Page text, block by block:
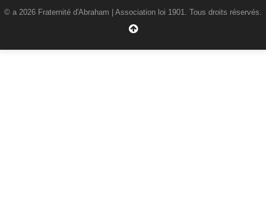
© a 2026 Fraternité d'Abraham | Association loi 1901. Tous droits réservés.